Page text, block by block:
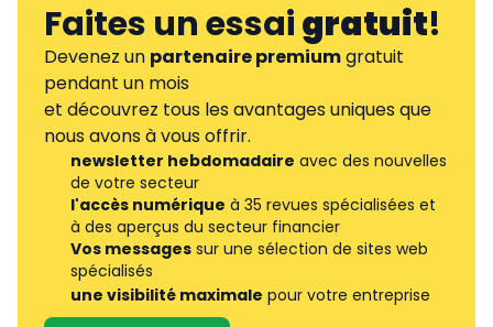
Faites un essaigratuit!
Devenez un partenaire premiumgratuit
pendant un mois
et découvrez tous les avantages uniques que
nous avons à vous offrir.
newsletter hebdomadaire avec des nouvelles
de votre secteur
l'accès numérique à 35 revues spécialisées et
à des aperçus du secteur financier
Vos messages sur une sélection de sites web
spécialisés
une visibilité maximale pour votre entreprise